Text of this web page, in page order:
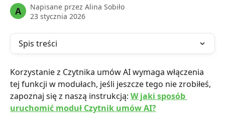
A Napisane przez Alina Sobiło
23 stycznia 2026
Spis treści
Korzystanie z Czytnika umów AI wymaga włączenia
tej funkcji w modułach, jeśli jeszcze tego nie zrobiłeś,
zapoznaj się z naszą instrukcją: W jaki sposób
uruchomić moduł Czytnik umów AI?